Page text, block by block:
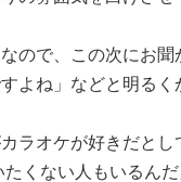
ので、この次にお
よね」などと明るく
ラオケが好きだと
くない人もいるん